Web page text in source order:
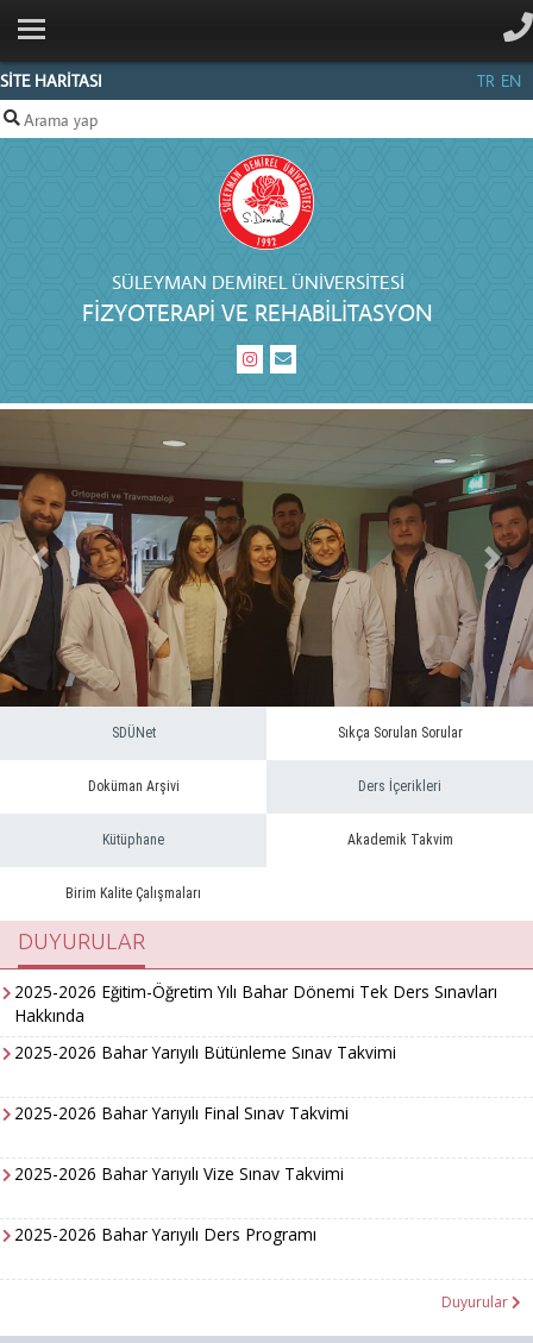
SİTE HARİTASI TR EN
SÜLEYMAN DEMIREL ÜNIVERSITESI
FIZYOTERAPI VE REHABILITASYON
ANA SAYFA
KURUMSAL
PERSONEL
Önceki
SDÜNet Sıkça Sorulan Sorular
Doküman Arşivi Ders İçerikleri
Kütüphane Akademik Takvim
Birim Kalite Çalışmaları
DUYURULAR
2025-2026 Eğitim-Öğretim Yılı Bahar Dönemi Tek Ders Sınavları
Hakkında
2025-2026 Bahar Yarıyılı Bütünleme Sınav Takvimi
2025-2026 Bahar Yarıyılı Final Sınav Takvimi
2025-2026 Bahar Yarıyılı Vize Sınav Takvimi
2025-2026 Bahar Yarıyılı Ders Programı
Duyurular